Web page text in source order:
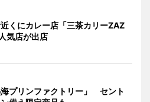
くにカレー店「三茶カリーZAZ
気店が出店
プリンファクトリー」 セント